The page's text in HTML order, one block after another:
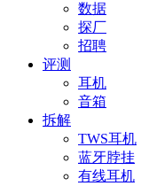
数据
探厂
招聘
评测
耳机
音箱
拆解
TWS耳机
蓝牙脖挂
有线耳机